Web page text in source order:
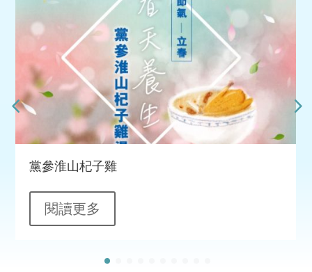
黨參淮山杞子雞
閱讀更多